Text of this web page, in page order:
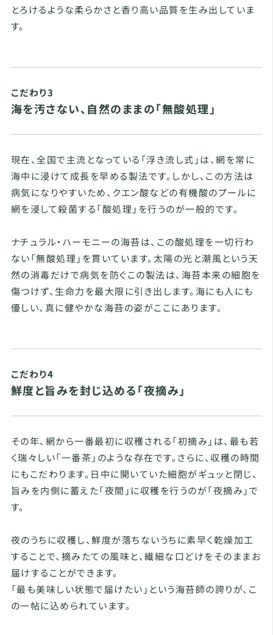
とろけるような柔らかさと香り高い品質を生み出していま
す。
こだわり3
海を汚さない、自然のままの「無酸処理」
現在、全国で主流となっている「浮き流し式」は、網を常に
海中に浸けて成長を早める製法です。しかし、この方法は
病気になりやすいため、クエン酸などの有機酸のプールに
網を浸して殺菌する「酸処理」を行うのが一般的です。
ナチュラル・ハーモニーの海苔は、この酸処理を一切行わ
ない「無酸処理」を貫いています。太陽の光と潮風という天
然の消毒だけで病気を防ぐこの製法は、海苔本来の細胞を
傷つけず、生命力を最大限に引き出します。海にも人にも
優しい、真に健やかな海苔の姿がここにあります。
こだわり4
鮮度と旨みを封じ込める「夜摘み」
その年、網から一番最初に収穫される「初摘み」は、最も若
く瑞々しい「一番茶」のような存在です。さらに、収穫の時間
にもこだわります。日中に開いていた細胞がギュッと閉じ、
旨みを内側に蓄えた「夜間」に収穫を行うのが「夜摘み」で
す。
夜のうちに収穫し、鮮度が落ちないうちに素早く乾燥加工
することで、摘みたての風味と、繊細な口どけをそのままお
届けすることができます。
「最も美味しい状態で届けたい」という海苔師の誇りが、こ
の一帖に込められています。